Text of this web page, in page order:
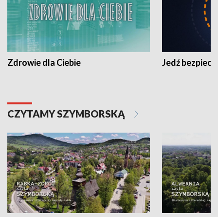
Zdrowie dla Ciebie Jedź
CZYTAMY SZYMBORSKĄ